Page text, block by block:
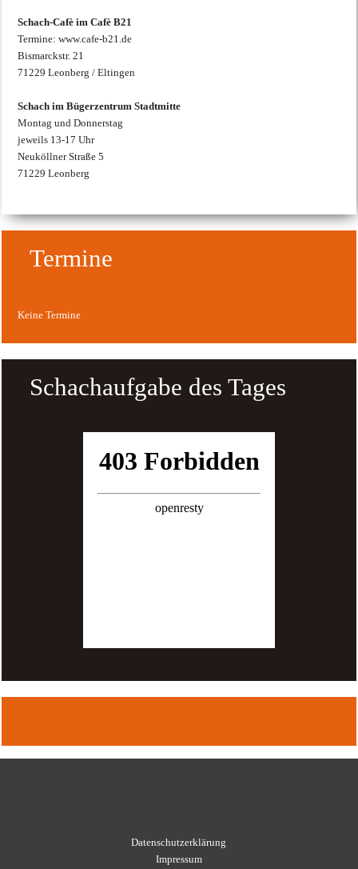
Schach-Cafè im Cafè B21
Termine: www.cafe-b21.de
Bismarckstr. 21
71229 Leonberg / Eltingen
Schach im Bügerzentrum Stadtmitte
Montag und Donnerstag
jeweils 13-17 Uhr
Neuköllner Straße 5
71229 Leonberg
Termine
Keine Termine
Schachaufgabe des Tages
Datenschutzerklärung
Impressum